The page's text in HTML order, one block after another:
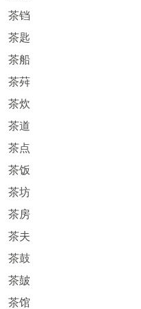
茶铛
茶匙
茶船
茶荈
茶炊
茶道
茶点
茶饭
茶坊
茶房
茶夫
茶鼓
茶皷
茶馆